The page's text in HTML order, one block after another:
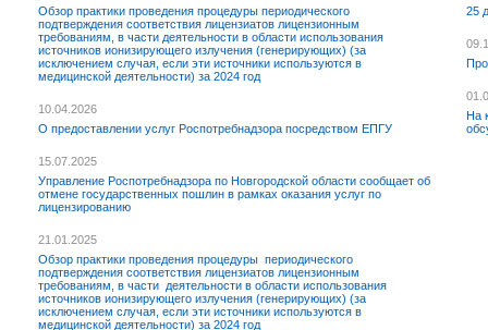
Обзор практики проведения процедуры периодического
подтверждения соответствия лицензиатов лицензионным
требованиям, в части деятельности в области использования
источников ионизирующего излучения (генерирующих) (за
исключением случая, если эти источники используются в
медицинской деятельности) за 2024 год
10.04.2026
О предоставлении услуг Роспотребнадзора посредством ЕПГУ
15.07.2025
Управление Роспотребнадзора по Новгородской области сообщает об
отмене государственных пошлин в рамках оказания услуг по
лицензированию
21.01.2025
Обзор практики проведения процедуры периодического
подтверждения соответствия лицензиатов лицензионным
требованиям, в части деятельности в области использования
источников ионизирующего излучения (генерирующих) (за
исключением случая, если эти источники используются в
медицинской деятельности) за 2024 год
25
На